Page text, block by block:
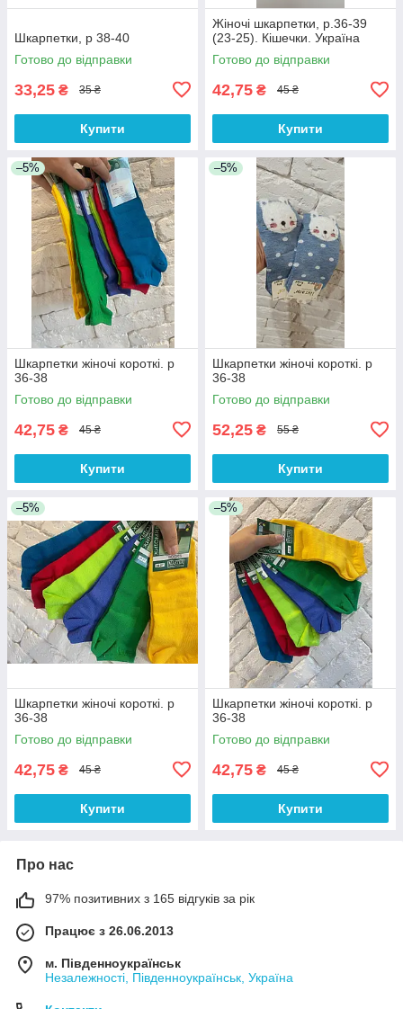
Шкарпетки, р 38-40
Готово до відправки
33,25 ₴ 35 ₴
Купити
Жіночі шкарпетки, р.36-39
(23-25). Кішечки. Україна
Готово до відправки
42,75 ₴ 45 ₴
Купити
–5%
Шкарпетки жіночі короткі. р
36-38
Готово до відправки
42,75 ₴ 45 ₴
Купити
–5%
Шкарпетки жіночі короткі. р
36-38
Готово до відправки
52,25 ₴ 55 ₴
Купити
–5%
Шкарпетки жіночі короткі. р
36-38
Готово до відправки
42,75 ₴ 45 ₴
Купити
–5%
Шкарпетки жіночі короткі. р
36-38
Готово до відправки
42,75 ₴ 45 ₴
Купити
Про нас
97% позитивних з 165 відгуків за рік
Працює з 26.06.2013
м. Південноукраїнськ
Незалежності, Південноукраїнськ, Україна